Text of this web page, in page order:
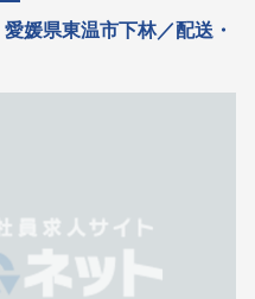
媛県東温市下林／配送・